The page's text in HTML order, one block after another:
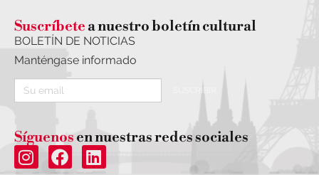
Suscríbete a nuestro boletín cultural
BOLETÍN DE NOTICIAS
Manténgase informado
Síguenosen nuestras redes sociales